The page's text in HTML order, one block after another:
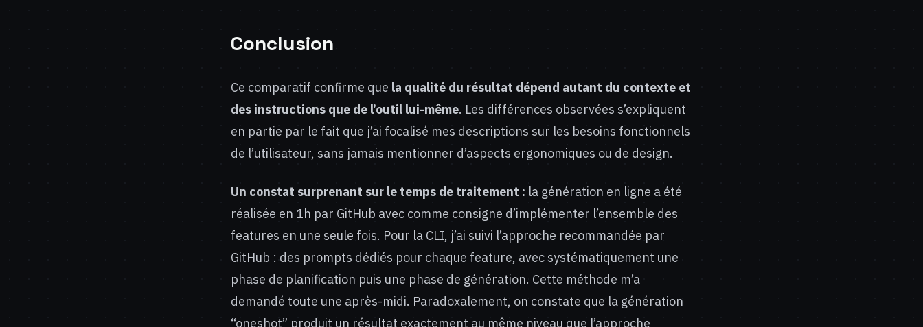
Conclusion
Ce comparatif confirme que la qualité du résultat dépend autant du contexte et
des instructions que de l’outil lui-même. Les différences observées s’expliquent
en partie par le fait que j’ai focalisé mes descriptions sur les besoins fonctionnels
de l’utilisateur, sans jamais mentionner d’aspects ergonomiques ou de design.
Un constat surprenant sur le temps de traitement : la génération en ligne a été
réalisée en 1h par GitHub avec comme consigne d’implémenter l’ensemble des
features en une seule fois. Pour la CLI, j’ai suivi l’approche recommandée par
GitHub : des prompts dédiés pour chaque feature, avec systématiquement une
phase de planification puis une phase de génération. Cette méthode m’a
demandé toute une après-midi. Paradoxalement, on constate que la génération
“oneshot” produit un résultat exactement au même niveau que l’approche